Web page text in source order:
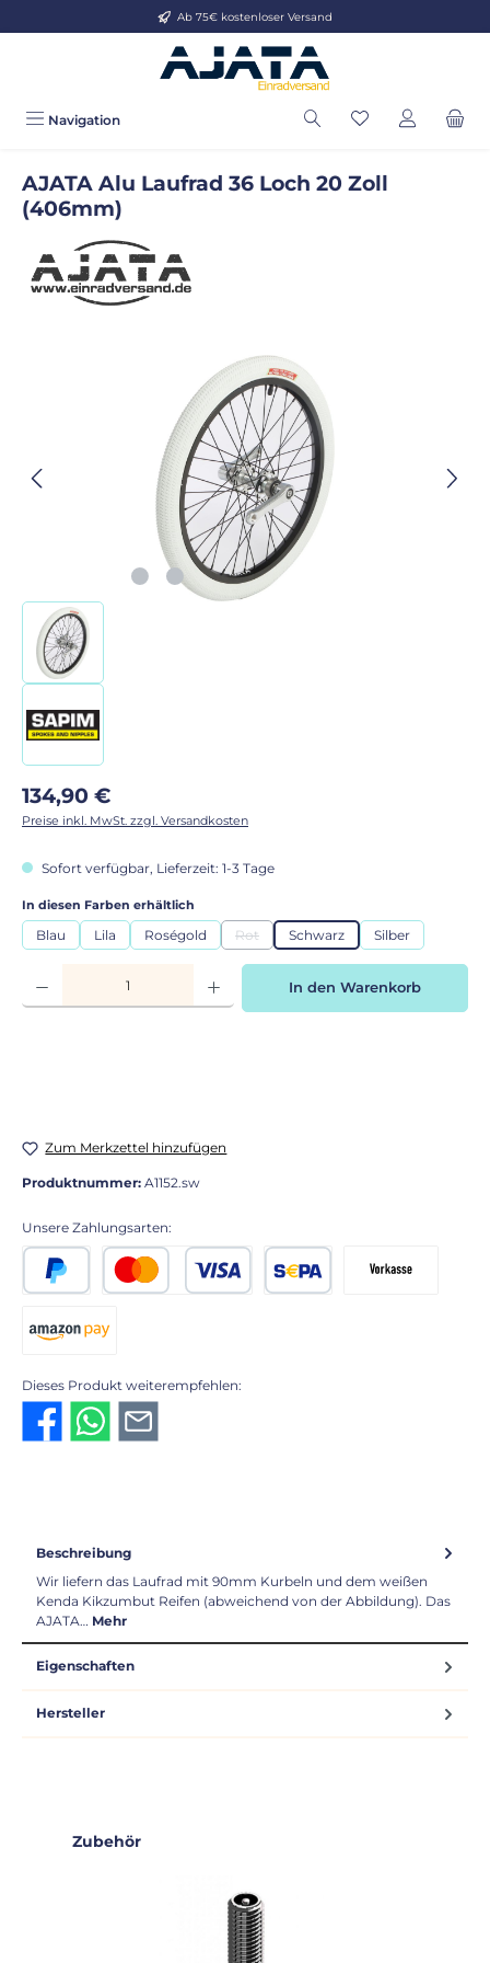
Zum Hauptinhalt springenAb 75€ kostenloser Versand
Navigation
AJATA Alu Laufrad 36 Loch 20 Zoll
(406mm)
Regulärer Preis:
134,90 €
Preise inkl. MwSt. zzgl. Versandkosten
Sofort verfügbar, Lieferzeit: 1-3 Tage
In diesen Farben erhältlich
Blau Lila Roségold Rot
(Diese Option ist zurzeit nicht verfügbar.)
Schwarz Silber
Produkt Anzahl: Gib den gewünschten Wert ein oder benutze die
In den Warenkorb
Zum Merkzettel hinzufügen
Produktnummer: A1152.sw
Unsere Zahlungsarten:
Dieses Produkt weiterempfehlen:
Beschreibung
Wir liefern das Laufrad mit 90mm Kurbeln und dem weißen
Kenda Kikzumbut Reifen (abweichend von der Abbildung). Das
AJATA… Mehr
Eigenschaften
Hersteller
Produktgalerie überspringen
Zubehör